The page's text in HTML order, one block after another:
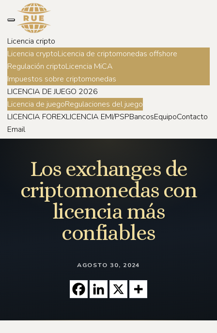
Licencia cripto
Licencia cryptoLicencia de criptomonedas offshore
Regulación criptoLicencia MiCA
Impuestos sobre criptomonedas
LICENCIA DE JUEGO 2026
Licencia de juegoRegulaciones del juego
LICENCIA FOREXLICENCIA EMI/PSPBancosEquipoContacto
Email
Los exchanges de
criptomonedas con
licencia más
confiables
AGOSTO 30, 2024